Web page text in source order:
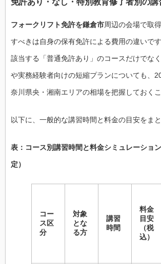
フォークリフト免許を鎌倉市周辺の会場で取
すべきは自身の保有免許による費用の違いで
該当する「普通免許あり」のコースだけでな
や実務経験者向けの短縮プランについても、
奈川県央・湘南エリアの相場を把握しておくこ
以下に、一般的な講習時間と料金の目安をまと
表：コース別講習時間と料金シミュレーショ
定）
コー
ス区
分
対象
とな
る方
講習
時間
料金
目安
（税
込）